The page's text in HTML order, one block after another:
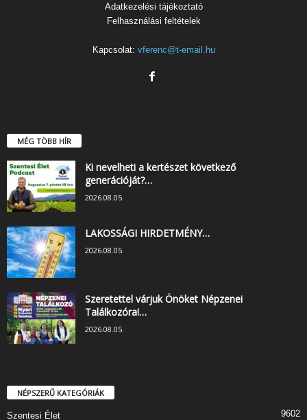
Adatkezelési tájékoztató
Felhasználási feltételek
Kapcsolat: vferenc@t-email.hu
MÉG TÖBB HÍR
Ki nevelheti a kertészet következő
generációját?…
2026.08.05.
LAKOSSÁGI HIRDETMÉNY…
2026.08.05.
Szeretettel várjuk Önöket Népzenei
Találkozóra!…
2026.08.05.
NÉPSZERŰ KATEGÓRIÁK
Szentesi Élet 9602